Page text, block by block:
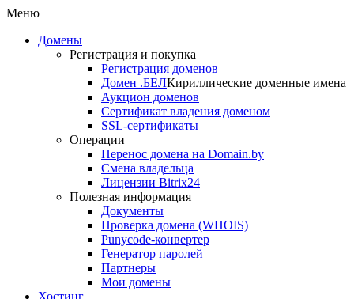
Меню
Домены
Регистрация и покупка
Регистрация доменов
Домен .БЕЛКириллические доменные имена
Аукцион доменов
Сертификат владения доменом
SSL-сертификаты
Операции
Перенос домена на Domain.by
Смена владельца
Лицензии Bitrix24
Полезная информация
Документы
Проверка домена (WHOIS)
Punycode-конвертер
Генератор паролей
Партнеры
Мои домены
Хостинг